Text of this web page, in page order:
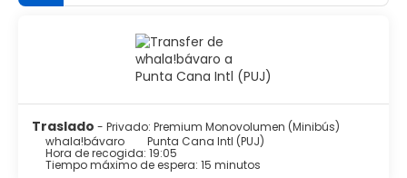
Traslado - Privado: Premium Monovolumen (Minibús)
whala!bávaro
Punta Cana Intl (PUJ)
Hora de recogida: 19:05
Tiempo máximo de espera: 15 minutos